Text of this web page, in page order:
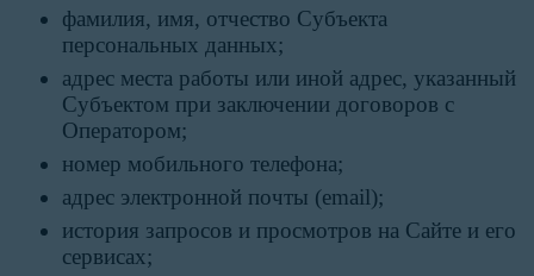
фамилия, имя, отчество Субъекта
персональных данных;
адрес места работы или иной адрес, указанный
Субъектом при заключении договоров с
Оператором;
номер мобильного телефона;
адрес электронной почты (email);
история запросов и просмотров на Сайте и его
сервисах;